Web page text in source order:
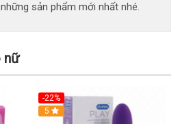
sản phẩm mới nhất nhé.
nữ
-22%
Hot
5